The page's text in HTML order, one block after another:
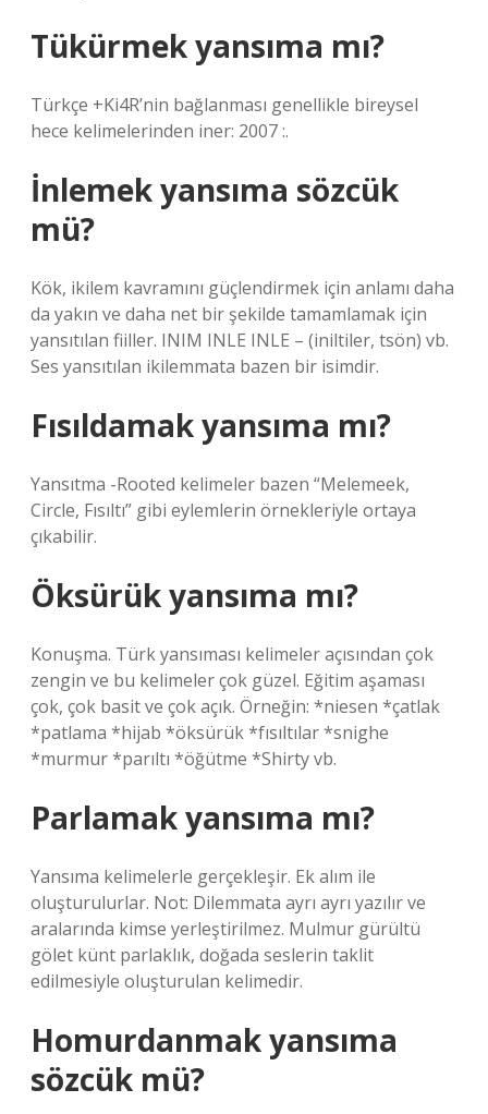
Tükürmek yansıma mı?
Türkçe +Ki4R’nin bağlanması genellikle bireysel
hece kelimelerinden iner: 2007 :.
İnlemek yansıma sözcük
mü?
Kök, ikilem kavramını güçlendirmek için anlamı daha
da yakın ve daha net bir şekilde tamamlamak için
yansıtılan fiiller. INIM INLE INLE – (iniltiler, tsön) vb.
Ses yansıtılan ikilemmata bazen bir isimdir.
Fısıldamak yansıma mı?
Yansıtma -Rooted kelimeler bazen “Melemeek,
Circle, Fısıltı” gibi eylemlerin örnekleriyle ortaya
çıkabilir.
Öksürük yansıma mı?
Konuşma. Türk yansıması kelimeler açısından çok
zengin ve bu kelimeler çok güzel. Eğitim aşaması
çok, çok basit ve çok açık. Örneğin: *niesen *çatlak
*patlama *hijab *öksürük *fısıltılar *snighe
*murmur *parıltı *öğütme *Shirty vb.
Parlamak yansıma mı?
Yansıma kelimelerle gerçekleşir. Ek alım ile
oluşturulurlar. Not: Dilemmata ayrı ayrı yazılır ve
aralarında kimse yerleştirilmez. Mulmur gürültü
gölet künt parlaklık, doğada seslerin taklit
edilmesiyle oluşturulan kelimedir.
Homurdanmak yansıma
sözcük mü?